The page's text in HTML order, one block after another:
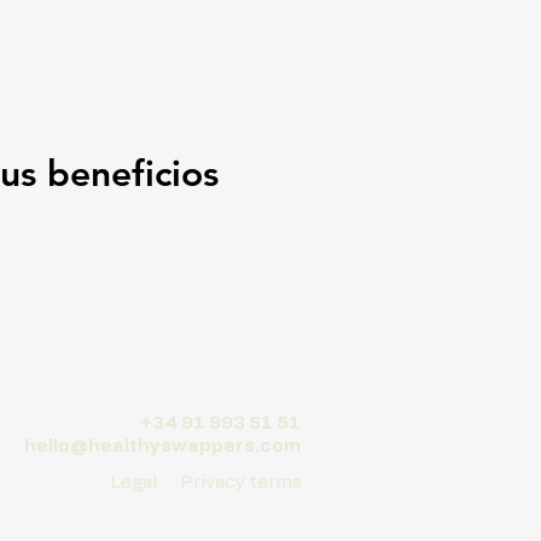
beneficios
+34 91 993 51 51
hello@healthyswappers.com
Legal
Privacy terms